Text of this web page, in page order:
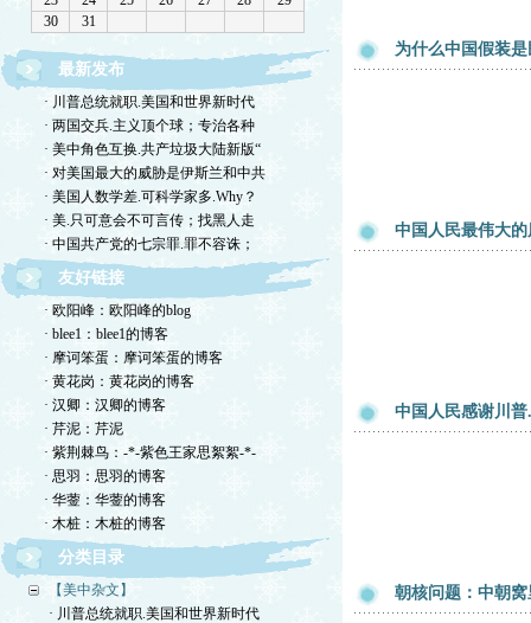
最新发布
· 川普总统就职.美国和世界新时代
· 两国交兵.主义顶个球；专治各种
· 美中角色互换.共产垃圾大陆新版“
· 对美国最大的威胁是伊斯兰和中共
· 美国人数学差.可科学家多.Why？
· 美.只可意会不可言传；找黑人走
· 中国共产党的七宗罪.罪不容诛；
友好链接
· 欧阳峰：欧阳峰的blog
· blee1：blee1的博客
· 摩诃笨蛋：摩诃笨蛋的博客
· 黄花岗：黄花岗的博客
· 汉卿：汉卿的博客
· 芹泥：芹泥
· 紫荆棘鸟：-*-紫色王家思絮絮-*-
· 思羽：思羽的博客
· 华蓥：华蓥的博客
· 木桩：木桩的博客
分类目录
【美中杂文】
· 川普总统就职.美国和世界新时代
为什么中国假装
中国人民最伟大
中国人民感谢川
朝核问题：中朝